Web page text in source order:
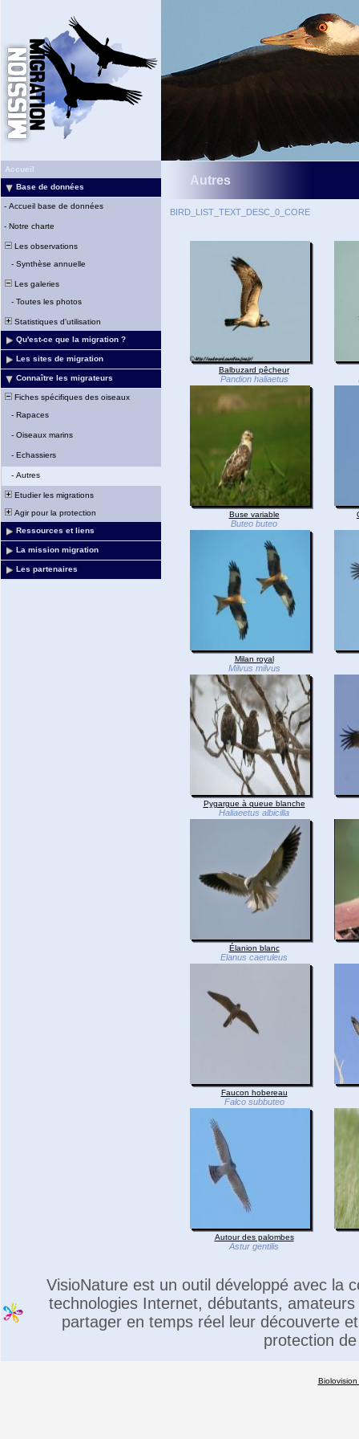
Accueil
Base de données
- Accueil base de données
- Notre charte
Les observations
- Synthèse annuelle
Les galeries
- Toutes les photos
Statistiques d'utilisation
Qu'est-ce que la migration ?
Les sites de migration
Connaître les migrateurs
Fiches spécifiques des oiseaux
- Rapaces
- Oiseaux marins
- Echassiers
- Autres
Etudier les migrations
Agir pour la protection
Ressources et liens
La mission migration
Les partenaires
Autres
BIRD_LIST_TEXT_DESC_0_CORE
Balbuzard pêcheur
Pandion haliaetus
Buse variable
Buteo buteo
Milan royal
Milvus milvus
Pygargue à queue blanche
Haliaeetus albicilla
Élanion blanc
Elanus caeruleus
Faucon hobereau
Falco subbuteo
Autour des palombes
Astur gentilis
VisioNature est un outil développé avec la
technologies Internet, débutants,
partager en temps réel leur découverte
protection
Biolovision